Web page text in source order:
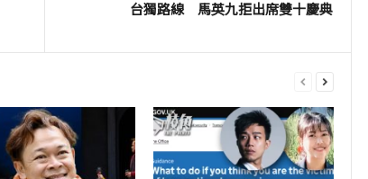
台獨路線 馬英九拒出席雙十慶典